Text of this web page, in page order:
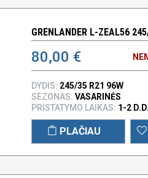
GRENLANDER L-ZEAL56
80,00 €
DYDIS: 245/35 R21 96W
SEZONAS: VASARINĖS
PRISTATYMO LAIKAS: 1-2 D.D.
PLAČIAU